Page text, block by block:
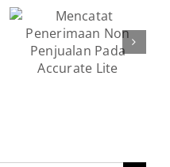
Transfer Antar
Kas Bank Pada
Accurate Lite